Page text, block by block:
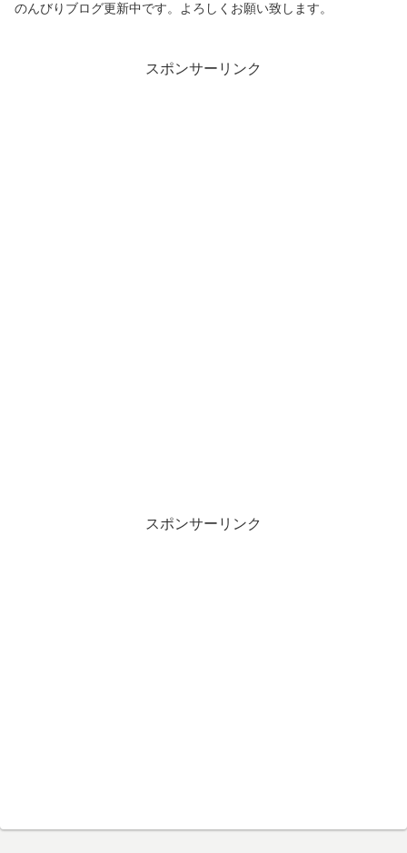
のんびりブログ更新中です。よろしくお願い致します。
スポンサーリンク
スポンサーリンク